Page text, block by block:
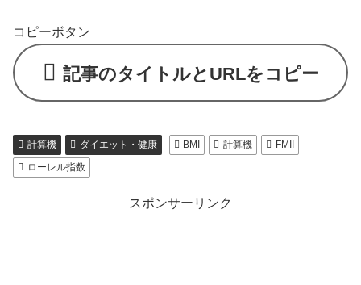
コピーボタン
記事のタイトルとURLをコピー
計算機 ダイエット・健康 BMI 計算機
FMII
ローレル指数
スポンサーリンク